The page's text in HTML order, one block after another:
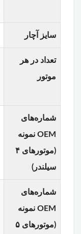
سایز آچار
تعداد در هر
موتور
شماره‌های
OEM نمونه
(موتورهای ۴
سیلندر)
شماره‌های
OEM نمونه
(موتورهای ۵